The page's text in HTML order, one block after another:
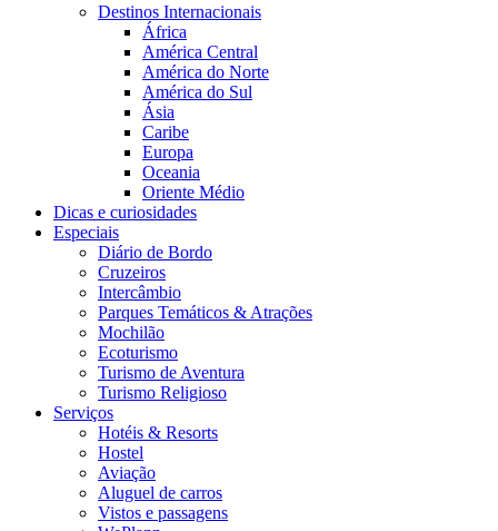
Destinos Internacionais
África
América Central
América do Norte
América do Sul
Ásia
Caribe
Europa
Oceania
Oriente Médio
Dicas e curiosidades
Especiais
Diário de Bordo
Cruzeiros
Intercâmbio
Parques Temáticos & Atrações
Mochilão
Ecoturismo
Turismo de Aventura
Turismo Religioso
Serviços
Hotéis & Resorts
Hostel
Aviação
Aluguel de carros
Vistos e passagens